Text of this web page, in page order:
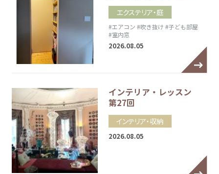
エクステリア・庭
#エアコン #吹き抜け #子ども部屋
#室内窓
2026.08.05
インテリア・レッスン
第27回
インテリア・収納
2026.08.05